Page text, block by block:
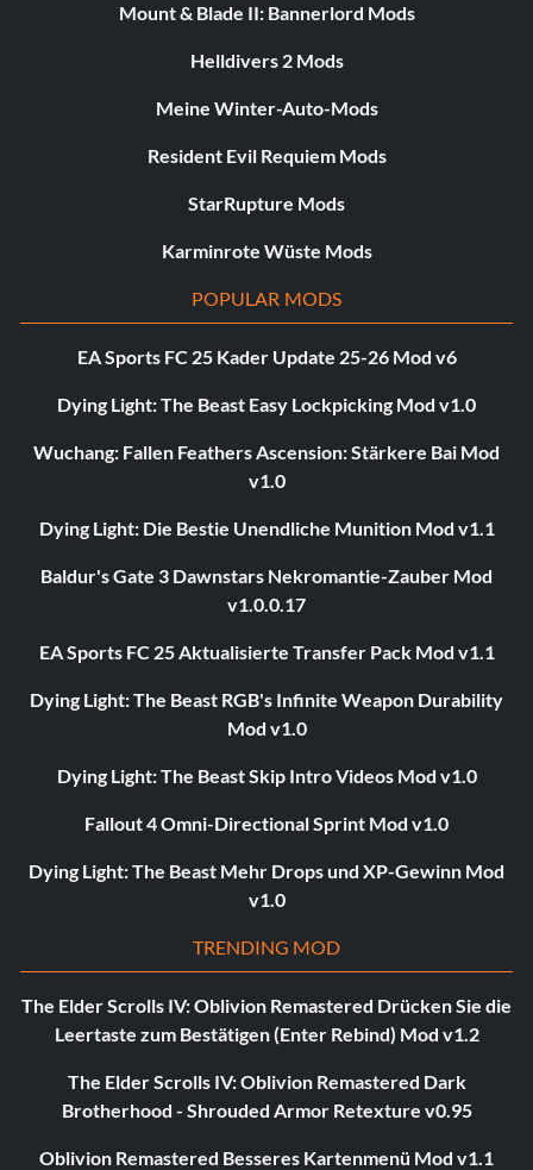
Mount & Blade II: Bannerlord Mods
Helldivers 2 Mods
Meine Winter-Auto-Mods
Resident Evil Requiem Mods
StarRupture Mods
Karminrote Wüste Mods
POPULAR MODS
EA Sports FC 25 Kader Update 25-26 Mod v6
Dying Light: The Beast Easy Lockpicking Mod v1.0
Wuchang: Fallen Feathers Ascension: Stärkere Bai Mod
v1.0
Dying Light: Die Bestie Unendliche Munition Mod v1.1
Baldur's Gate 3 Dawnstars Nekromantie-Zauber Mod
v1.0.0.17
EA Sports FC 25 Aktualisierte Transfer Pack Mod v1.1
Dying Light: The Beast RGB's Infinite Weapon Durability
Mod v1.0
Dying Light: The Beast Skip Intro Videos Mod v1.0
Fallout 4 Omni-Directional Sprint Mod v1.0
Dying Light: The Beast Mehr Drops und XP-Gewinn Mod
v1.0
TRENDING MOD
The Elder Scrolls IV: Oblivion Remastered Drücken Sie die
Leertaste zum Bestätigen (Enter Rebind) Mod v1.2
The Elder Scrolls IV: Oblivion Remastered Dark
Brotherhood - Shrouded Armor Retexture v0.95
Oblivion Remastered Besseres Kartenmenü Mod v1.1